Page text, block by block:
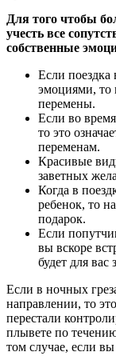
Для того чтобы
учесть все
собственные
Если
эмоциями, то
перемены.
Если во
то это
переменам.
Красивые
заветных
Когда в
ребенок, то
подарок.
Если
вы вскоре
будет для вас
Если в ночных
направлении, то
перестали
плывете по
том случае, если